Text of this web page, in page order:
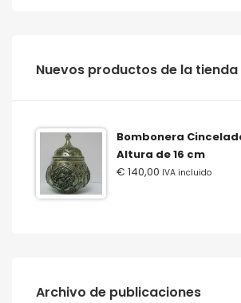
‫‪Nuevos‬‬ ‫‪productos‬‬ ‫‪de‬‬ ‫‪la‬‬ ‫‪tienda‬‬
Bombonera
Altura de 16 cm
€ 140,00 IVA incluido
Archivo de publicaciones